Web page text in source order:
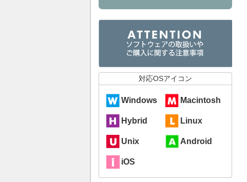
対応OSアイコン
Windows Macintosh
Hybrid Linux
Unix Android
iOS